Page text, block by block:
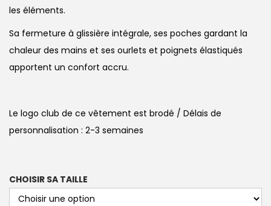
les éléments.
Sa fermeture à glissière intégrale, ses poches gardant la
chaleur des mains et ses ourlets et poignets élastiqués
apportent un confort accru.
Le logo club de ce vêtement est brodé / Délais de
personnalisation : 2-3 semaines
CHOISIR SA TAILLE